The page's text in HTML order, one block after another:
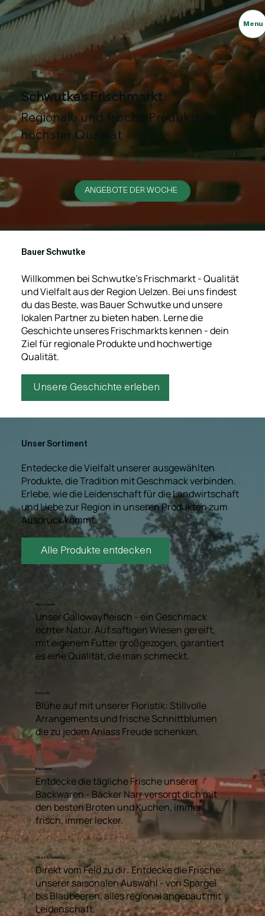
Menu
Schwutke's Frischmarkt
Regionale und frische Produkte mit
höchster Qualität
ANGEBOTE DER WOCHE
Bauer Schwutke
Willkommen bei Schwutke's Frischmarkt - Qualität
und Vielfalt aus der Region Uelzen. Bei uns findest
du das Beste, was Bauer Schwutke und unsere
lokalen Partner zu bieten haben. Lerne die
Geschichte unseres Frischmarkts kennen - dein
Ziel für regionale Produkte und hochwertige
Qualität.
Unsere Geschichte erleben
Unser Sortiment
Entedecke die Vielfalt unserer ausgewählten
Produkte, die Tradition mit Geschmack verbinden.
Erlebe, wie die Leidenschaft für die Landwirtschaft
und Liebe zur Region in unseren Produkten zum
Ausdruck kommt.
Alle Produkte entdecken
Unser Gallowayfleisch - ein Geschmack
echter Natur. Auf saftigen Wiesen gereift,
mit eigenem Futter großgezogen, garantiert
es eine Qualität, die man schmeckt.
Fleischerei
Blühe auf mit unserer Floristik: Stillvolle
Arrangements und frische Schnittblumen
die zu jedem Anlass Freude schenken.
Floristik
Entdecke die tägliche Frische unserer
Backwaren - Bäcker Narr versorgt dich mit
den besten Broten und Kuchen, immer
frisch, immer lecker.
Bäckerei
Direkt vom Feld zu dir: Entdecke die Frische
unserer saisonalen Auswahl - von Spargel
bis Blaubeeren, alles regional angebaut mit
Leidenschaft.
Obst & Gemüse